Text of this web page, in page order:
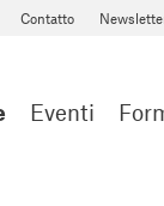
Contatto
Eventi